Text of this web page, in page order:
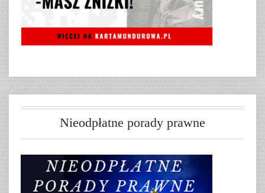
Nieodpłatne porady prawne